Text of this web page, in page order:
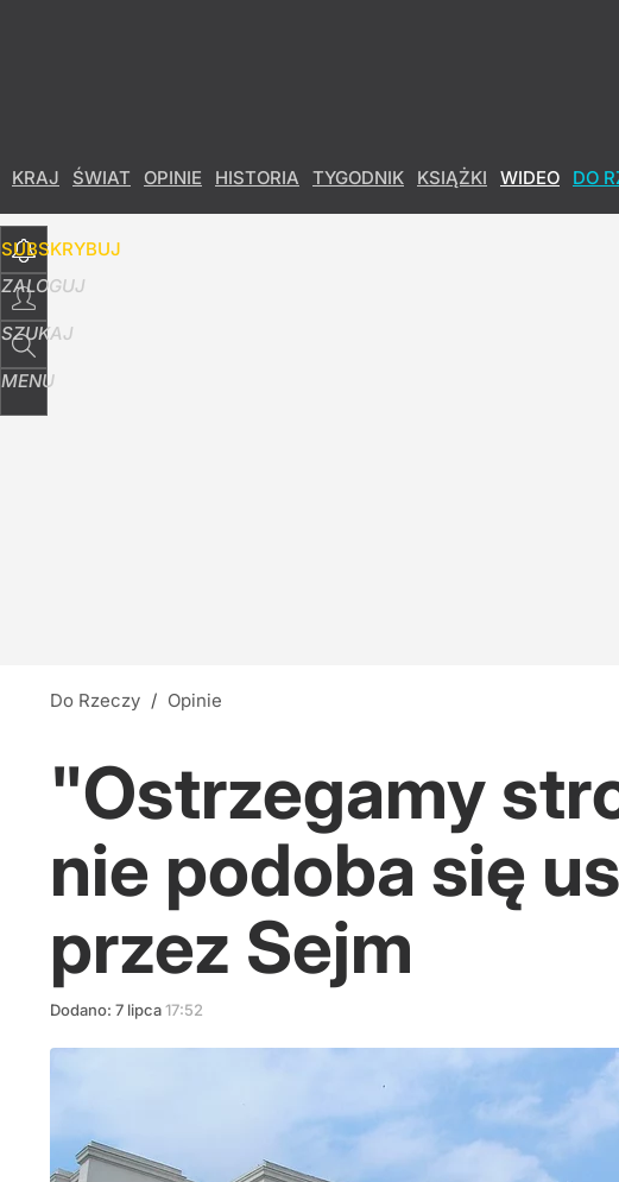
KRAJ ŚWIAT OPINIE HISTORIA TYGODNIK KSIĄŻKI WIDEO DO
SUBSKRYBUJ
ZALOGUJ
SZUKAJ
MENU
Do Rzeczy / Opinie
"Ostrzegamy
nie podoba się
przez Sejm
Dodano: 7 lipca17:52